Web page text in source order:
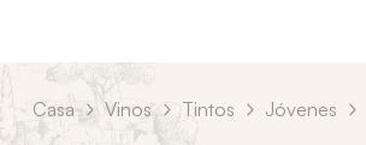
Casa Vinos Tintos Jóvenes